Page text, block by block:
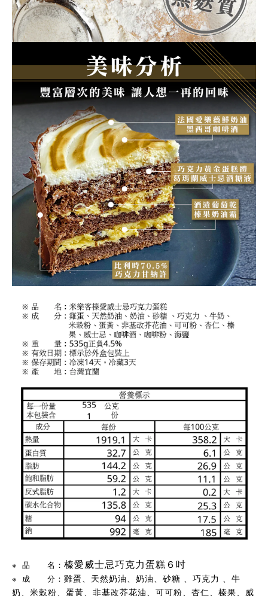
※ 品 名 ： 榛愛威士忌巧克力蛋糕６吋
※ 成 分 ： 雞蛋、天然奶油、奶油、砂糖 、巧克力 、牛
奶、 米穀粉、蛋黃、非基改芥花油、可可粉、杏仁、榛果、威